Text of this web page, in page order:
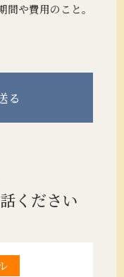
や費用のこと。
る
ください